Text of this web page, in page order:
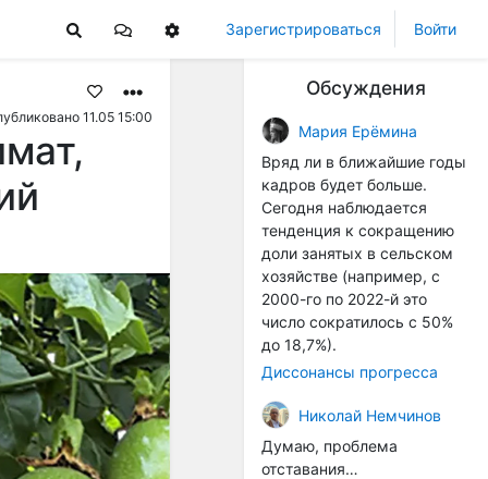
Зарегистрироваться Войти
11.05 15:00
Обсуждения
Мария Ерёмина
Вряд ли в ближайшие годы
кадров будет больше.
Сегодня наблюдается
тенденция к сокращению
доли занятых в сельском
хозяйстве (например, с
2000-го по 2022-й это
число сократилось с 50%
до 18,7%).
Диссонансы прогресса
Николай Немчинов
Думаю, проблема
отставания